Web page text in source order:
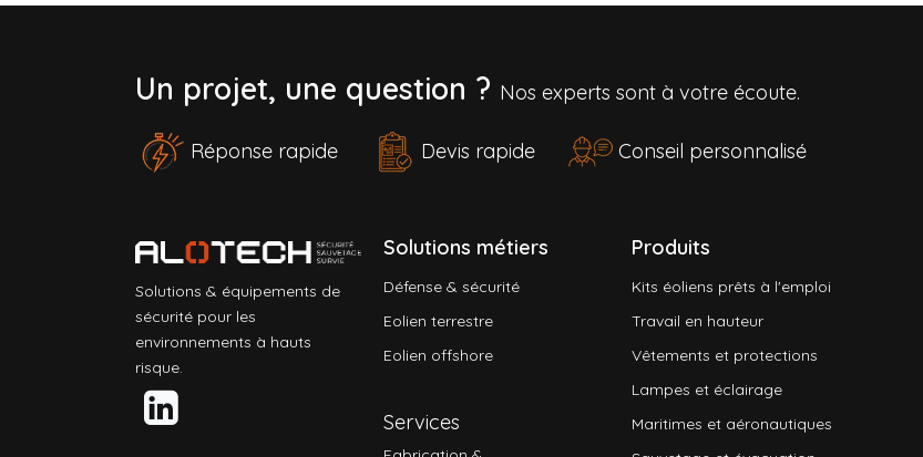
Un projet, une question ? Nos experts sont à votre écoute.
Réponse rapide Devis rapide Conseil personnalisé
Solutions & équipements de
sécurité pour les
environnements à hauts
risque.
Solutions métiers
Défense & sécurité
Eolien terrestre
Eolien offshore
Services
Produits
Kits éoliens prêts à l'emploi
Travail en hauteur
Vêtements et protections
Lampes et éclairage
Maritimes et aéronautiques